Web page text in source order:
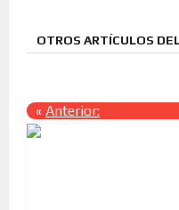
OTROS ARTÍCULOS
« Anterior: